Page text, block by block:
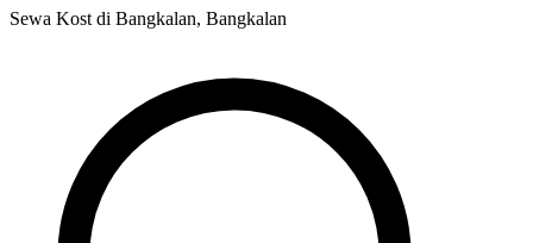
Sewa Kost di Bangkalan, Bangkalan